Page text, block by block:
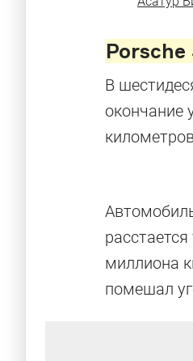
Porsche
В
окончание
миллиона
помешал